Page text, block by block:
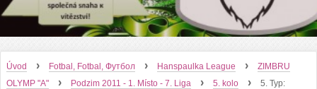
Úvod › Fotbal, Fotbal, Футбол › Hanspaulka League ›
ZIMBRU
OLYMP "A"
› Podzim 2011 - 1. Místo - 7. Liga › 5. kolo ›
5. Тур: